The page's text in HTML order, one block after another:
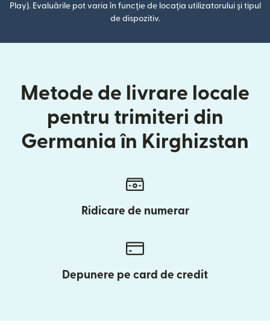
Play). Evaluările pot varia în funcție de locația utilizatorului și tipul
de dispozitiv.
Metode de livrare locale
pentru trimiteri din
Germania în Kirghizstan
Ridicare de numerar
Depunere pe card de credit